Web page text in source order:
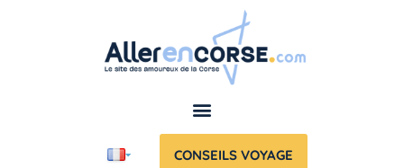
CONSEILS VOYAGE